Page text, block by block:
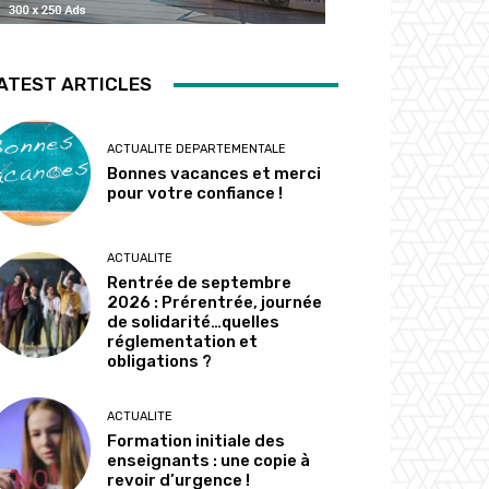
ARTICLES
ACTUALITE DEPARTEMENTALE
Bonnes vacances et merci
pour votre confiance !
ACTUALITE
Rentrée de septembre
2026 : Prérentrée, journée
de solidarité…quelles
réglementation et
obligations ?
ACTUALITE
Formation initiale des
enseignants : une copie à
revoir d’urgence !